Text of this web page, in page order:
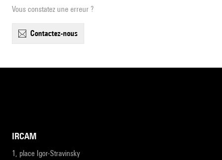
Vous constatez une erreur ?
contactez-nous
IRCAM
1, place Igor-Stravinsky